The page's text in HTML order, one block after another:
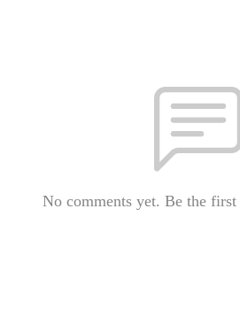
No comments yet. Be the